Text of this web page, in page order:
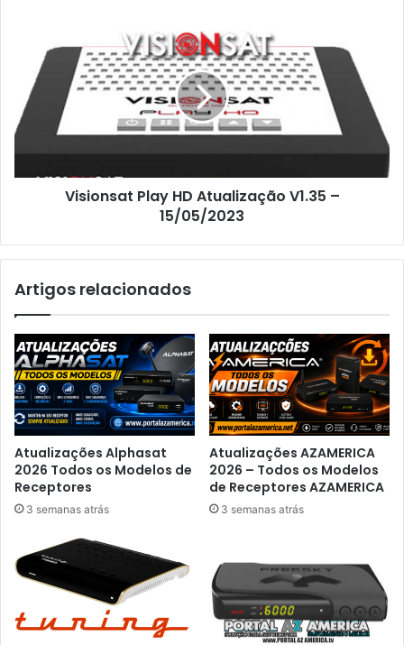
Visionsat Play HD Atualização V1.35 –
15/05/2023
Artigos relacionados
Atualizações Alphasat
2026 Todos os Modelos de
Receptores
3 semanas atrás
Atualizações AZAMERICA
2026 – Todos os Modelos
de Receptores AZAMERICA
3 semanas atrás